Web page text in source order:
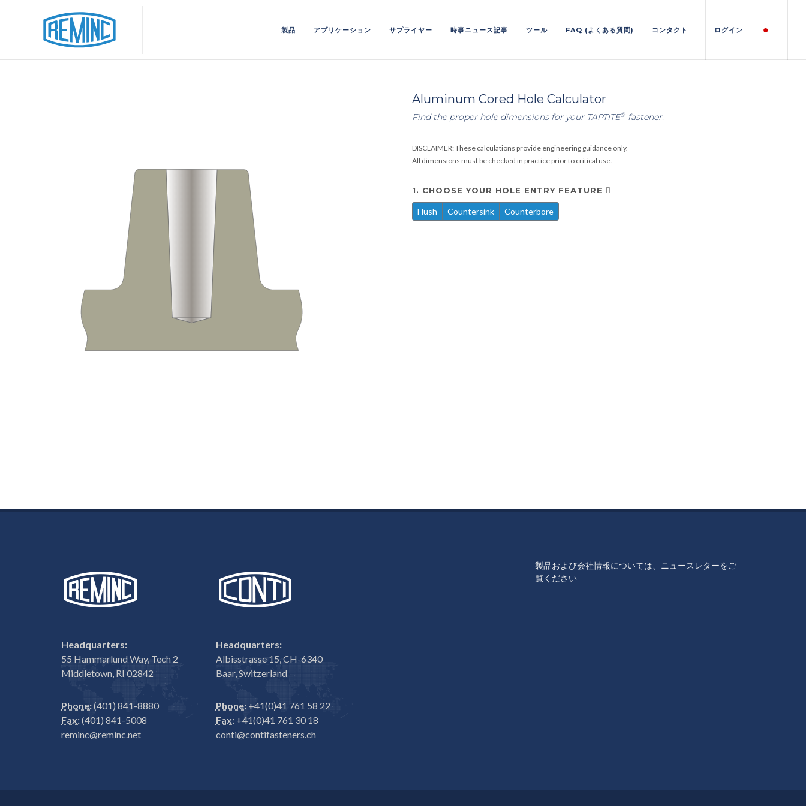
製品 アプリケーション サプライヤー 時事ニュース記事 ツール FAQ (よくある質問) コンタクト ログイン
Aluminum Cored Hole Calculator
Find the proper hole dimensions for your TAPTITE® fastener.
DISCLAIMER: These calculations provide engineering guidance only.
All dimensions must be checked in practice prior to critical use.
1. CHOOSE YOUR HOLE ENTRY FEATURE
Flush Countersink Counterbore
Headquarters:
55 Hammarlund Way, Tech 2
Middletown, RI 02842
Phone:(401) 841-8880
Fax:(401) 841-5008
reminc@reminc.net
Headquarters:
Albisstrasse 15, CH-6340
Baar, Switzerland
Phone:+41(0)41 761 58 22
Fax:+41(0)41 761 30 18
conti@contifasteners.ch
製品および会社情報については、ニュースレターをご
覧ください